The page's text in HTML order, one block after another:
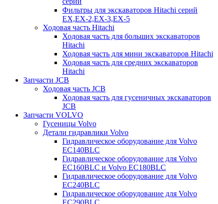
Фильтры для экскаваторов Hitachi серий
EX,EX-2,EX-3,EX-5
Ходовая часть Hitachi
Ходовая часть для больших экскаваторов
Hitachi
Ходовая часть для мини экскаваторов Hitachi
Ходовая часть для средних экскаваторов
Hitachi
Запчасти JCB
Ходовая часть JCB
Ходовая часть для гусеничных экскаваторов
JCB
Запчасти VOLVO
Гусеницы Volvo
Детали гидравлики Volvo
Гидравлическое оборудование для Volvo
EC140BLC
Гидравлическое оборудование для Volvo
EC160BLC и Volvo EC180BLC
Гидравлическое оборудование для Volvo
EC240BLC
Гидравлическое оборудование для Volvo
EC290BLC